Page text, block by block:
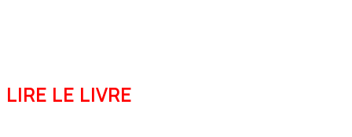
LIRE LE LIVRE